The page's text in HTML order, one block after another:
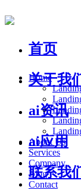
首页
关于我
ai资讯
ai应用
联系我
Home
About Us
Services
Company
Blog
Contact